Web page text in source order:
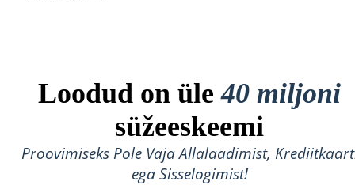
Loodud on üle40 miljoni
süžeeskeemi
Proovimiseks Pole Vaja Allalaadimist,
ega Sisselogimist!